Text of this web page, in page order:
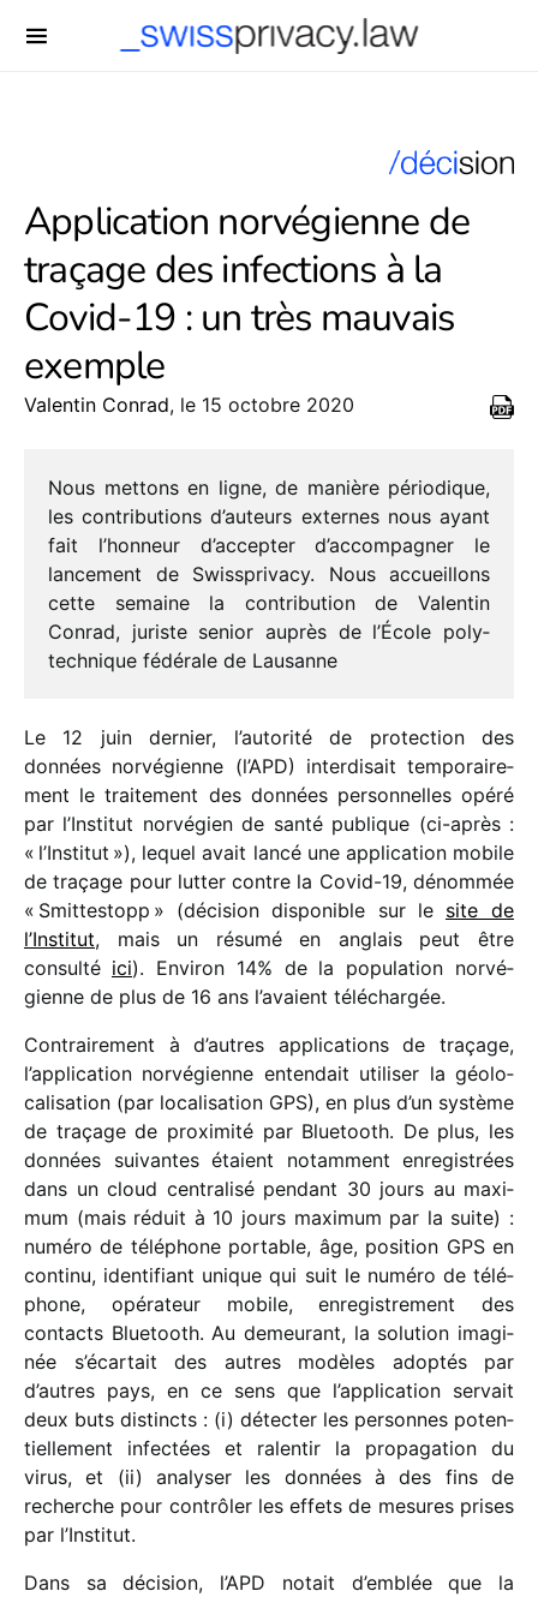
Application norvégienne de
traçage des infections à la
Covid-19 : un très mauvais
exemple
Valentin Conrad, le 15 octobre 2020
Nous mettons en ligne, de manière pério­dique,
les contri­bu­tions d’au­teurs externes nous ayant
fait l’hon­neur d’ac­cep­ter d’ac­com­pa­gner le
lance­ment de Swissprivacy. Nous accueillons
cette semaine la contri­bu­tion de Valentin
Conrad, juriste senior auprès de l’École poly­
tech­nique fédé­rale de Lausanne
Le 12 juin dernier, l’autorité de protec­tion des
données norvé­gienne (l’APD) inter­di­sait tempo­rai­re­
ment le trai­te­ment des données person­nelles opéré
par l’Institut norvé­gien de santé publique (ci-après :
« l’Institut »), lequel avait lancé une appli­ca­tion mobile
de traçage pour lutter contre la Covid-19, dénom­mée
« Smittestopp » (déci­sion dispo­nible sur le site de
l’Institut, mais un résumé en anglais peut être
consulté ici). Environ 14% de la popu­la­tion norvé­
gienne de plus de 16 ans l’avaient téléchargée.
Contrairement à d’autres appli­ca­tions de traçage,
l’application norvé­gienne enten­dait utili­ser la géolo­
ca­li­sa­tion (par loca­li­sa­tion GPS), en plus d’un système
de traçage de proxi­mité par Bluetooth. De plus, les
données suivantes étaient notam­ment enre­gis­trées
dans un cloud centra­lisé pendant 30 jours au maxi­
mum (mais réduit à 10 jours maxi­mum par la suite) :
numéro de télé­phone portable, âge, posi­tion GPS en
continu, iden­ti­fiant unique qui suit le numéro de télé­
phone, opéra­teur mobile, enre­gis­tre­ment des
contacts Bluetooth. Au demeu­rant, la solu­tion imagi­
née s’écartait des autres modèles adop­tés par
d’autres pays, en ce sens que l’application servait
deux buts distincts : (i) détec­ter les personnes poten­
tiel­le­ment infec­tées et ralen­tir la propa­ga­tion du
virus, et (ii) analy­ser les données à des fins de
recherche pour contrô­ler les effets de mesures prises
par l’Institut.
Dans sa déci­sion, l’APD notait d’emblée que la